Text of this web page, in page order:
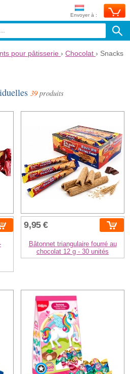
Envoyer à :
pour pâtisserie › Chocolat › Snacks
39produits
9,95 €
Bâtonnet triangulaire fourré au
chocolat 12 g - 30 unités